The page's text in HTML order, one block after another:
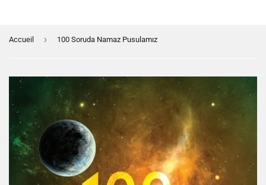
Accueil › 100 Soruda Namaz Pusulamız